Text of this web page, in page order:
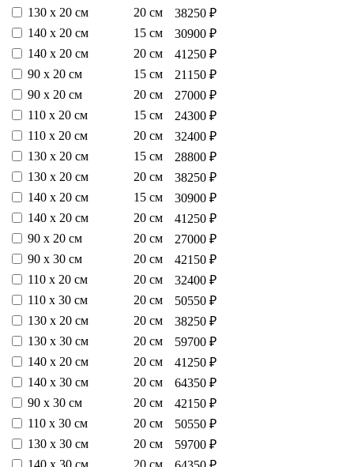
130 х 20 см
20 см
38250 ₽
140 х 20 см
15 см
30900 ₽
140 х 20 см
20 см
41250 ₽
90 х 20 см
15 см
21150 ₽
90 х 20 см
20 см
27000 ₽
110 х 20 см
15 см
24300 ₽
110 х 20 см
20 см
32400 ₽
130 х 20 см
15 см
28800 ₽
130 х 20 см
20 см
38250 ₽
140 х 20 см
15 см
30900 ₽
140 х 20 см
20 см
41250 ₽
90 х 20 см
20 см
27000 ₽
90 х 30 см
20 см
42150 ₽
110 х 20 см
20 см
32400 ₽
110 х 30 см
20 см
50550 ₽
130 х 20 см
20 см
38250 ₽
130 х 30 см
20 см
59700 ₽
140 х 20 см
20 см
41250 ₽
140 х 30 см
20 см
64350 ₽
90 х 30 см
20 см
42150 ₽
110 х 30 см
20 см
50550 ₽
130 х 30 см
20 см
59700 ₽
140 х 30 см
20 см